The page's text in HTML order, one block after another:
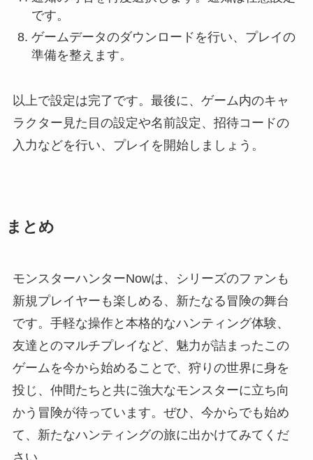
です。
ゲームデータのダウンロードを行い、プレイの
準備を整えます。
以上で設定は完了です。最後に、ゲーム内のキャ
ラクター見た目の設定や名前設定、招待コードの
入力などを行い、プレイを開始しましょう。
まとめ
モンスターハンターNowは、シリーズのファンも
新規プレイヤーも楽しめる、新たなる冒険の舞台
です。手軽な操作と本格的なハンティング体験、
友達とのマルチプレイなど、魅力が詰まったこの
ゲームを今から始めることで、狩りの世界に身を
投じ、仲間たちと共に強大なモンスターに立ち向
かう冒険が待っています。ぜひ、今からでも始め
て、新たなハンティングの旅に出かけてみてくだ
さい。